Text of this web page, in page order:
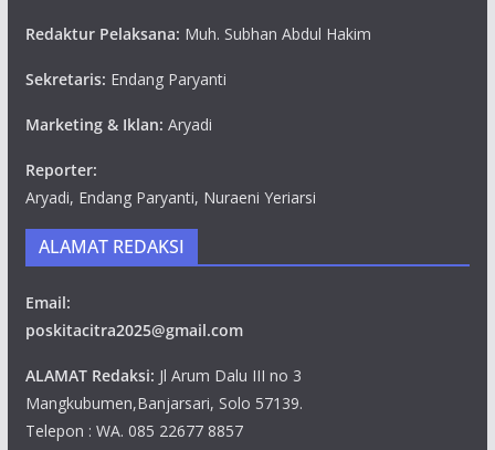
Redaktur Pelaksana: Muh. Subhan Abdul Hakim
Sekretaris: Endang Paryanti
Marketing & Iklan: Aryadi
Reporter:
Aryadi, Endang Paryanti, Nuraeni Yeriarsi
ALAMAT REDAKSI
Email:
poskitacitra2025@gmail.com
ALAMAT Redaksi: Jl Arum Dalu III no 3
Mangkubumen,Banjarsari, Solo 57139.
Telepon : WA. 085 22677 8857